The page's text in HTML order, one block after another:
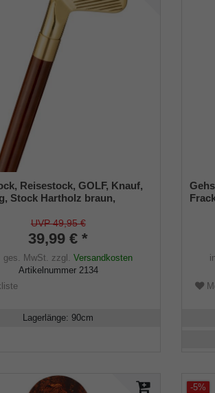
Reisestock, GOLF, Knauf,
Stock Hartholz braun,
Herren, Gummipuffer
UVP 49,95 €
39,99 € *
ges. MwSt. zzgl. Versandkosten
Artikelnummer 2134
Lagerlänge:90cm
-5%